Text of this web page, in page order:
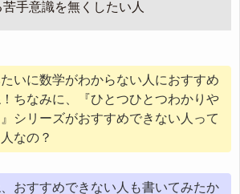
手意識を無くしたい人
いに数学がわからない人におすすめ
ちなみに、『ひとつひとつわかりや
シリーズがおすすめできない人って
なの？
おすすめできない人も書いてみたか